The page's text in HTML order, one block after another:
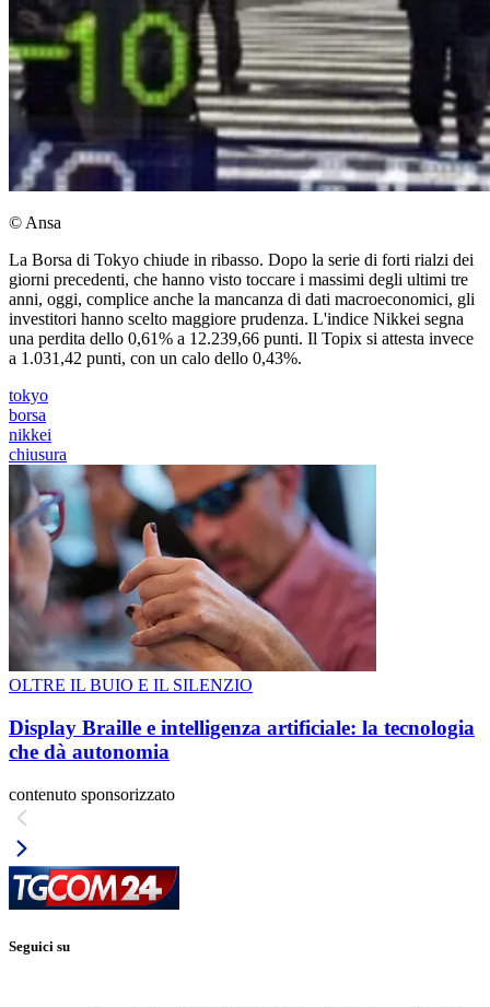
© Ansa
La Borsa di Tokyo chiude in ribasso. Dopo la serie di forti rialzi dei
giorni precedenti, che hanno visto toccare i massimi degli ultimi tre
anni, oggi, complice anche la mancanza di dati macroeconomici, gli
investitori hanno scelto maggiore prudenza. L'indice Nikkei segna
una perdita dello 0,61% a 12.239,66 punti. Il Topix si attesta invece
a 1.031,42 punti, con un calo dello 0,43%.
tokyo
borsa
nikkei
chiusura
OLTRE IL BUIO E IL SILENZIO
Display Braille e intelligenza artificiale: la tecnologia
che dà autonomia
contenuto sponsorizzato
Seguici su